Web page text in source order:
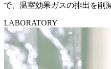
で、温室効果ガスの排出を削
LABORATORY